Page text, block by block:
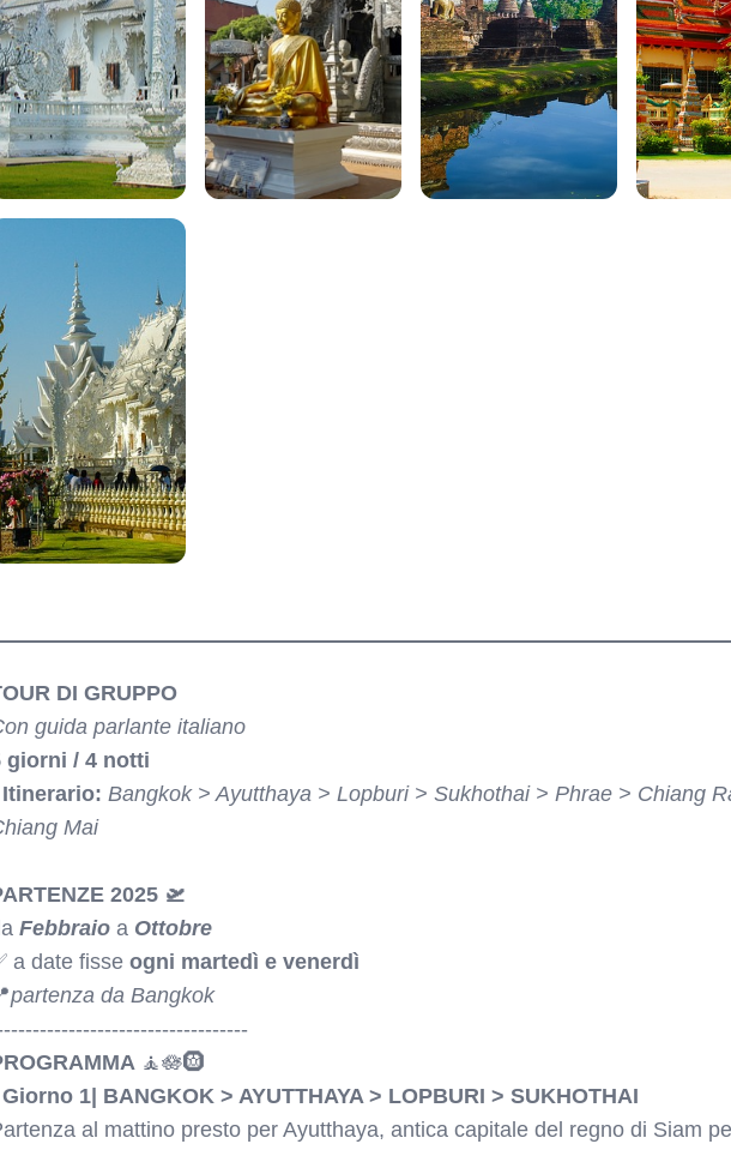
DI GRUPPO
guida parlante italiano
giorni / 4 notti
Itinerario: Bangkok > Ayutthaya > Lopburi > Sukhothai > Phrae > Chiang
Mai
2025 🛫
Febbraio a Ottobre
a date fisse ogni martedì e venerdì
partenza da Bangkok
🧘🪷🛞
Giorno 1| BANGKOK > AYUTTHAYA > LOPBURI > SUKHOTHAI
al mattino presto per Ayutthaya, antica capitale del regno di Siam